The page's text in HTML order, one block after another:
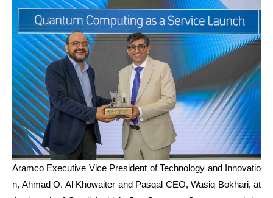
Aramco Executive Vice President of Technology and Innovatio
n, Ahmad O. Al Khowaiter and Pasqal CEO, Wasiq Bokhari, at